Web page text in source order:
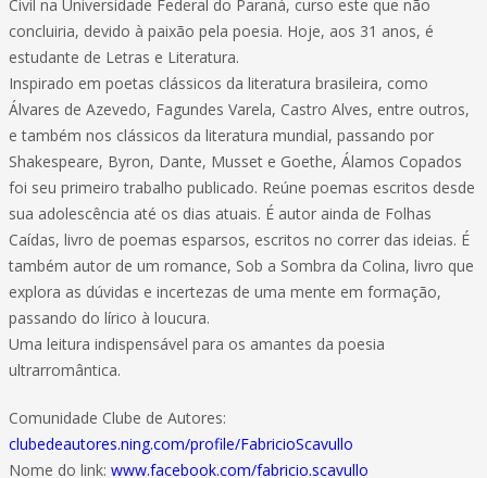
Civil na Universidade Federal do Paraná, curso este que não
concluiria, devido à paixão pela poesia. Hoje, aos 31 anos, é
estudante de Letras e Literatura.
Inspirado em poetas clássicos da literatura brasileira, como
Álvares de Azevedo, Fagundes Varela, Castro Alves, entre outros,
e também nos clássicos da literatura mundial, passando por
Shakespeare, Byron, Dante, Musset e Goethe, Álamos Copados
foi seu primeiro trabalho publicado. Reúne poemas escritos desde
sua adolescência até os dias atuais. É autor ainda de Folhas
Caídas, livro de poemas esparsos, escritos no correr das ideias. É
também autor de um romance, Sob a Sombra da Colina, livro que
explora as dúvidas e incertezas de uma mente em formação,
passando do lírico à loucura.
Uma leitura indispensável para os amantes da poesia
ultrarromântica.
Comunidade Clube de Autores:
clubedeautores.ning.com/profile/FabricioScavullo
Nome do link: www.facebook.com/fabricio.scavullo